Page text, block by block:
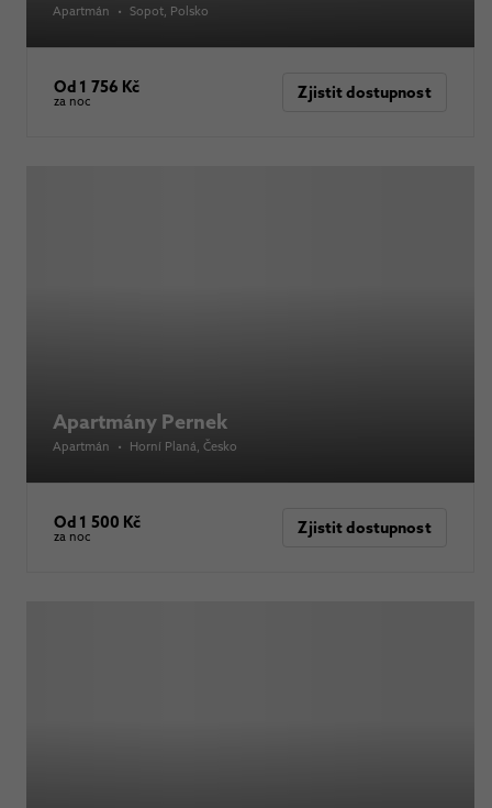
Apartmán • Sopot , Polsko
Od 1 756 Kč
za noc Zjistit dostupnost
Apartmány Pernek
Apartmán • Horní Planá , Česko
Od 1 500 Kč
za noc Zjistit dostupnost